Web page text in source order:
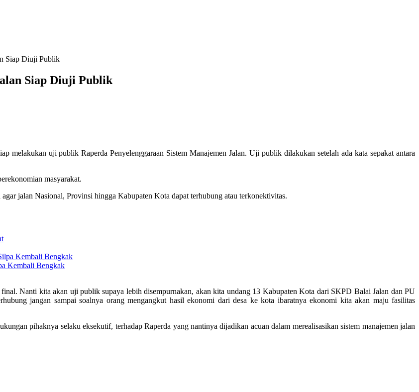
Siap Diuji Publik
Siap Diuji Publik
melakukan uji publik Raperda Penyelenggaraan Sistem Manajemen Jalan. Uji publik dilakukan setelah ada kata sepakat antara
masyarakat.
jalan Nasional, Provinsi hingga Kabupaten Kota dapat terhubung atau terkonektivitas.
Kembali Bengkak
Nanti kita akan uji publik supaya lebih disempurnakan, akan kita undang 13 Kabupaten Kota dari SKPD Balai Jalan dan PU
jangan sampai soalnya orang mengangkut hasil ekonomi dari desa ke kota ibaratnya ekonomi kita akan maju fasilitas
pihaknya selaku eksekutif, terhadap Raperda yang nantinya dijadikan acuan dalam merealisasikan sistem manajemen jalan